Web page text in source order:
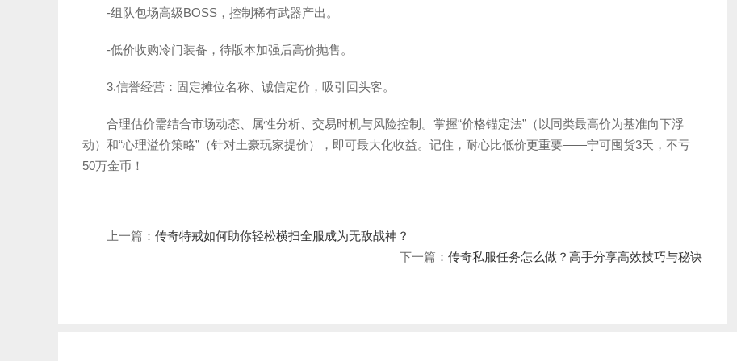
-组队包场高级BOSS，控制稀有武器产出。
-低价收购冷门装备，待版本加强后高价抛售。
3.信誉经营：固定摊位名称、诚信定价，吸引回头客。
合理估价需结合市场动态、属性分析、交易时机与风险控制。掌握“价格锚定法”（以同类最高价为基准向下浮
动）和“心理溢价策略”（针对土豪玩家提价），即可最大化收益。记住，耐心比低价更重要——宁可囤货3天，不亏
50万金币！
上一篇： 传奇特戒如何助你轻松横扫全服成为无敌战神？
下一篇： 传奇私服任务怎么做？高手分享高效技巧与秘诀